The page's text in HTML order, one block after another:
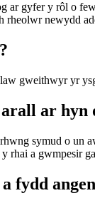
ar gyfer y rôl o
rheolwr newydd
gweithwyr yr
ar hyn
symud o un
rhai a gwmpesir
fydd